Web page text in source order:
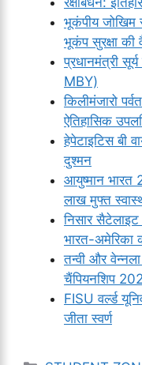
भूकंपीय जोखिम
भूकंप सुरक्षा की
प्रधानमंत्री
MBY)
किलीमंजारो
ऐतिहासिक
हेपेटाइटिस बी
दुश्मन
आयुष्मान भारत
लाख मुफ्त
निसार
भारत-अमेरिका
तन्वी और
चैंपियनशिप
FISU वर्ल्ड
जीता स्वर्ण